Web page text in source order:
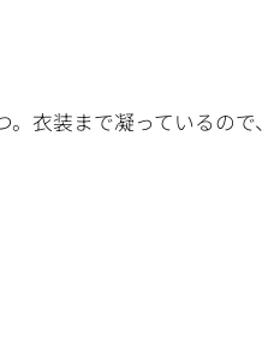
衣装まで凝っているので